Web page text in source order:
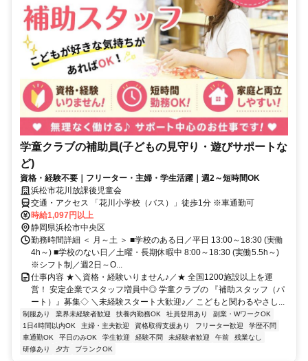
学童クラブの補助員(子どもの見守り・遊びサポートな
ど)
資格・経験不要｜フリーター・主婦・学生活躍｜週2～短時間OK
浜松市花川放課後児童会
交通・アクセス 「花川小学校（バス）」徒歩1分 ※車通勤可
時給1,097円以上
静岡県浜松市中央区
勤務時間詳細 ＜ 月～土 ＞ ■学校のある日／平日 13:00～18:30 (実働
4h～) ■学校のない日／土曜・長期休暇中 8:00～18:30 (実働5.5h～)
※シフト制／週2日～O...
仕事内容 ★＼資格・経験いりません♪／★ 全国1200施設以上を運
営！ 安定企業でスタッフ増員中◎ 学童クラブの 『補助スタッフ（パ
ート）』募集◇ ＼未経験スタート大歓迎♪／ こどもと関わるやさし...
制服あり 業界未経験者歓迎 扶養内勤務OK 社員登用あり
副業・WワークOK
1日4時間以内OK
主婦・主夫歓迎 資格取得支援あり フリーター歓迎
学歴不問
車通勤OK
平日のみOK 学生歓迎 経験不問 未経験者歓迎 午前
残業なし
研修あり
夕方 ブランクOK